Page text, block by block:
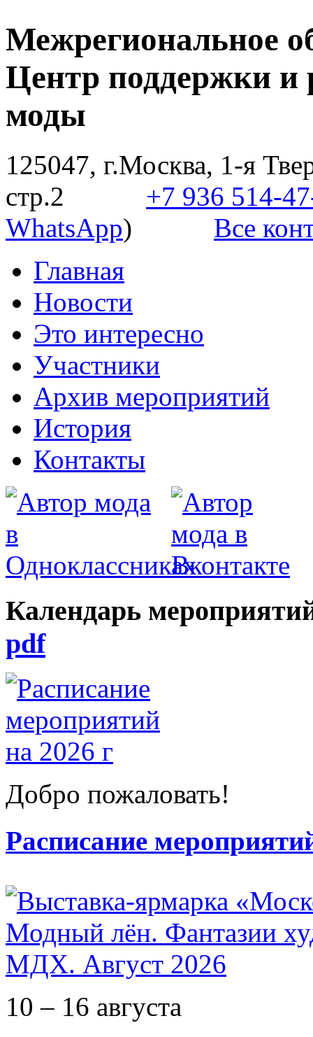
Межрегиональное
Центр поддержки и
моды
125047, г.Москва, 1-я
стр.2 +7 936 514-
WhatsApp) Все
Главная
Новости
Это интересно
Участники
Архив мероприятий
История
Контакты
Календарь
pdf
Добро пожаловать!
Расписание
10 – 16 августа